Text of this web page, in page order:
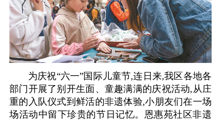
为庆祝“六一”国际儿童节,连日来,我区各地各
部门开展了别开生面、童趣满满的庆祝活动,从庄
重的入队仪式到鲜活的非遗体验,小朋友们在一场
场活动中留下珍贵的节日记忆。恩惠苑社区非遗